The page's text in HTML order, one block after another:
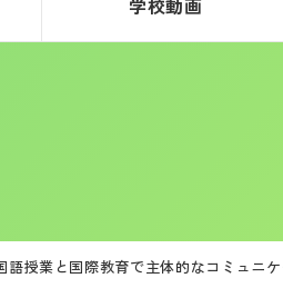
学校動画
語授業と国際教育で主体的なコミュニ